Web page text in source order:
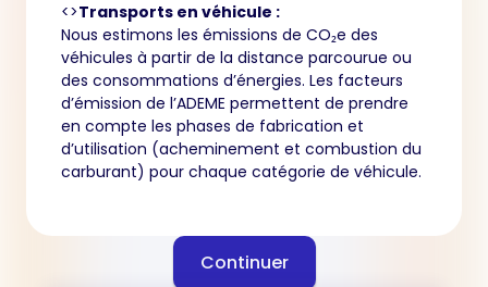
<>Transports en véhicule :
Nous estimons les émissions de CO₂e des
véhicules à partir de la distance parcourue ou
des consommations d’énergies. Les facteurs
d’émission de l’ADEME permettent de prendre
en compte les phases de fabrication et
d’utilisation (acheminement et combustion du
carburant) pour chaque catégorie de véhicule.
Continuer